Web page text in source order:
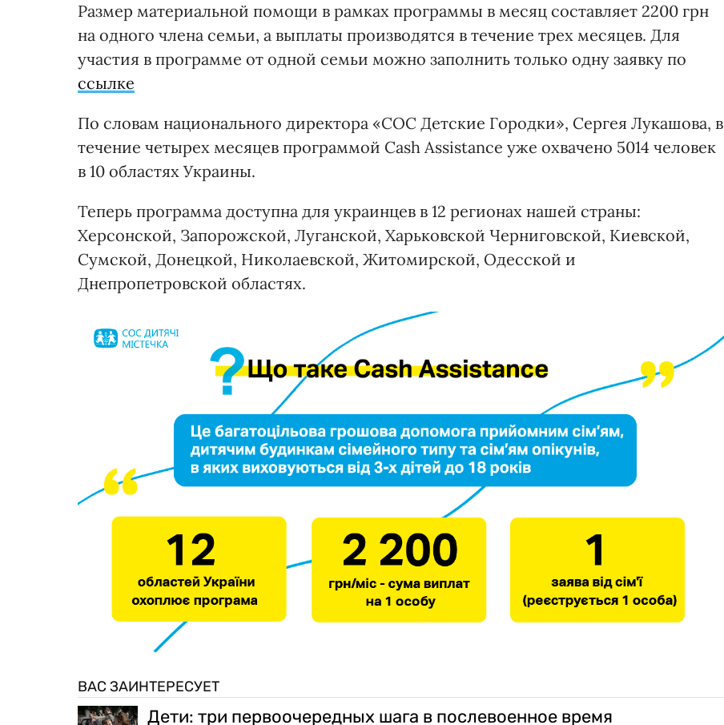
Размер материальной помощи в рамках программы в месяц составляет 2200 грн
на одного члена семьи, а выплаты производятся в течение трех месяцев. Для
участия в программе от одной семьи можно заполнить только одну заявку по
ссылке
По словам национального директора «СОС Детские Городки», Сергея Лукашова, в
течение четырех месяцев программой Cash Assistance уже охвачено 5014 человек
в 10 областях Украины.
Теперь программа доступна для украинцев в 12 регионах нашей страны:
Херсонской, Запорожской, Луганской, Харьковской Черниговской, Киевской,
Сумской, Донецкой, Николаевской, Житомирской, Одесской и
Днепропетровской областях.
ВАС ЗАИНТЕРЕСУЕТ
Дети: три первоочередных шага в послевоенное время